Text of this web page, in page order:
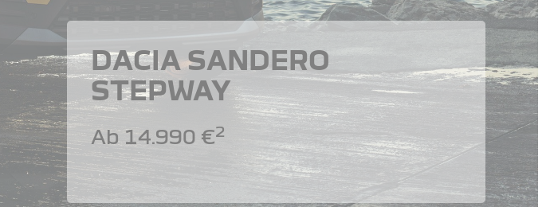
DACIA SANDERO
STEPWAY
Ab 14.990 €2